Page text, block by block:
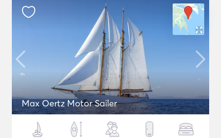
Max Oertz Motor Sailer